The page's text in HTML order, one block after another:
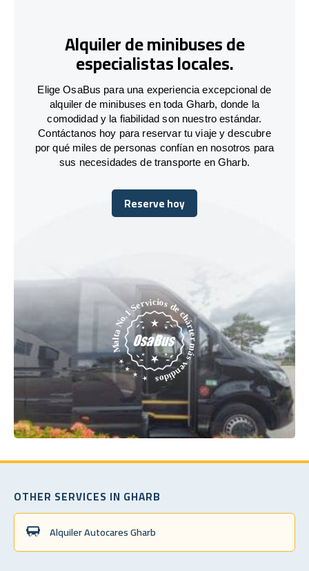
Alquiler de minibuses de
especialistas locales.
Elige OsaBus para una experiencia excepcional de
alquiler de minibuses en toda Gharb, donde la
comodidad y la fiabilidad son nuestro estándar.
Contáctanos hoy para reservar tu viaje y descubre
por qué miles de personas confían en nosotros para
sus necesidades de transporte en Gharb.
Reserve hoy
Reserve hoy
OTHER SERVICES IN GHARB
Alquiler Autocares Gharb